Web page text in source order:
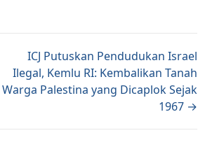
ICJ Putuskan Pendudukan Israel
Ilegal, Kemlu RI: Kembalikan Tanah
Warga Palestina yang Dicaplok Sejak
1967 →